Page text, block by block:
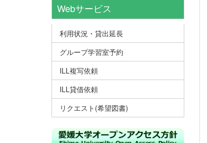
Webサービス
利用状況・貸出延長
グループ学習室予約
ILL複写依頼
ILL貸借依頼
リクエスト(希望図書)